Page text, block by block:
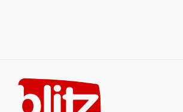
content